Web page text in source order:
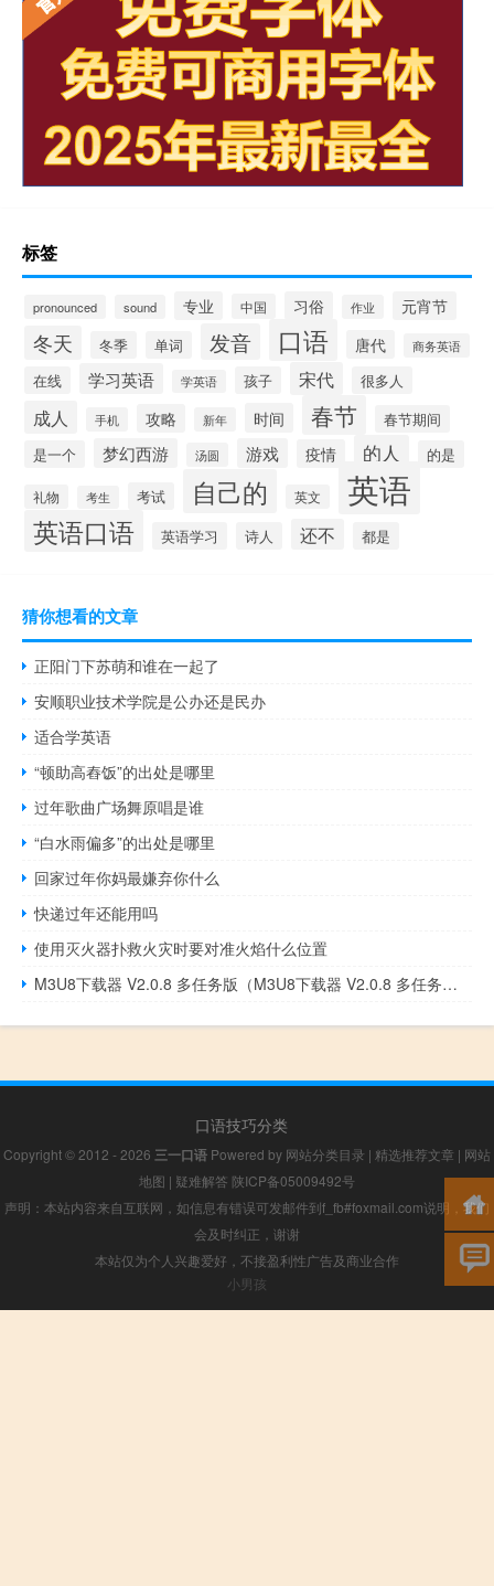
标签
pronounced sound 专业 中国 习俗 作业 元宵节
冬天 冬季 单词 发音 口语 唐代 商务英语
在线 学习英语 学英语 孩子 宋代 很多人
成人 手机 攻略 新年 时间 春节
春节期间
是一个
梦幻西游 汤圆 游戏 疫情 的人 的是
礼物 考生 考试 自己的 英文 英语
英语口语 英语学习 诗人 还不 都是
猜你想看的文章
正阳门下苏萌和谁在一起了
安顺职业技术学院是公办还是民办
适合学英语
“顿助高舂饭”的出处是哪里
过年歌曲广场舞原唱是谁
“白水雨偏多”的出处是哪里
回家过年你妈最嫌弃你什么
快递过年还能用吗
使用灭火器扑救火灾时要对准火焰什么位置
M3U8下载器 V2.0.8 多任务版（M3U8下载器 V2.0.8 多任务版功能简介）
口语技巧分类
Copyright © 2012 - 2026 三一口语 Powered by 网站分类目录 | 精选推荐文章 | 网站
地图 | 疑难解答 陕ICP备05009492号
声明：本站内容来自互联网，如信息有错误可发邮件到f_fb#foxmail.com说明，我们
会及时纠正，谢谢
本站仅为个人兴趣爱好，不接盈利性广告及商业合作
小男孩